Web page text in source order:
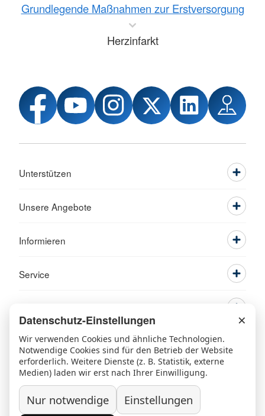
Grundlegende Maßnahmen zur Erstversorgung
Herzinfarkt
Unterstützen
Unsere Angebote
Informieren
Service
Ansprechpartner Kontakt Beschwerde/Lob
Datenschutz Grundsatzerklärung nach LkSG
Datenschutz-Einstellungen ×
Wir verwenden Cookies und ähnliche Technologien.
Notwendige Cookies sind für den Betrieb der Website
erforderlich. Weitere Dienste (z. B. Statistik, externe
Medien) laden wir erst nach Ihrer Einwilligung.
Nur notwendige Einstellungen